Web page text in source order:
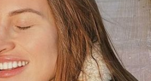
Promiflash Exklusiv
Alle Themen auf
Jobs